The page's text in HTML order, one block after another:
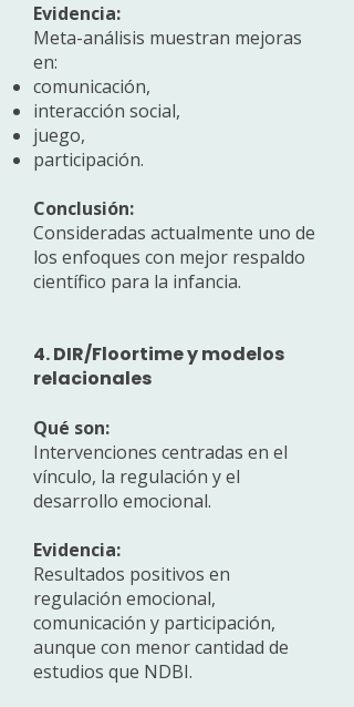
Evidencia:
Meta-análisis muestran mejoras
en:
comunicación,
interacción social,
juego,
participación.
Conclusión:
Consideradas actualmente uno de
los enfoques con mejor respaldo
científico para la infancia.
4. DIR/Floortime y modelos
relacionales
Qué son:
Intervenciones centradas en el
vínculo, la regulación y el
desarrollo emocional.
Evidencia:
Resultados positivos en
regulación emocional,
comunicación y participación,
aunque con menor cantidad de
estudios que NDBI.